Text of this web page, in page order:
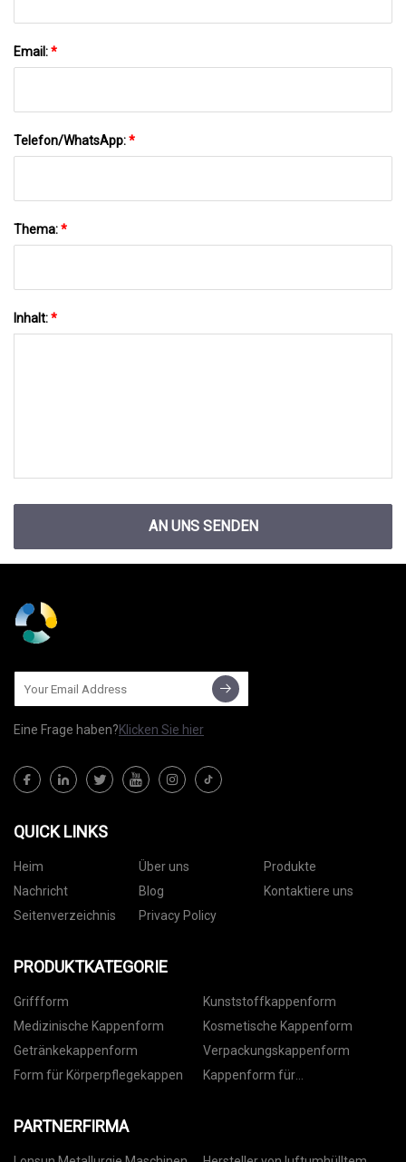
Email:*
Telefon/WhatsApp:*
Thema:*
Inhalt:*
AN UNS SENDEN
Eine Frage haben?Klicken Sie hier
QUICK LINKS
Heim Über uns
Produkte
Nachricht
Blog
Kontaktiere uns
Seitenverzeichnis
Privacy Policy
PRODUKTKATEGORIE
Griffform
Kunststoffkappenform
Medizinische Kappenform
Kosmetische Kappenform
Getränkekappenform
Verpackungskappenform
Form für Körperpflegekappen
Kappenform für
PARTNERFIRMA